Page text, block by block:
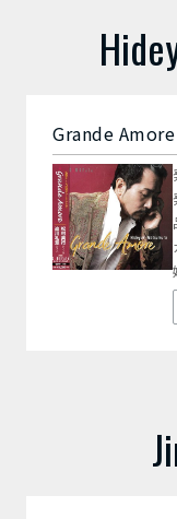
Grande Amore